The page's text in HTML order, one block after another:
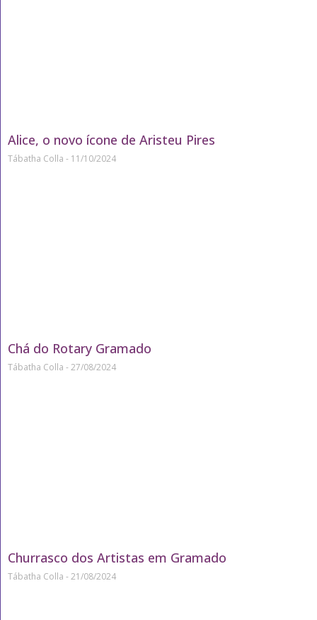
Alice, o novo ícone de Aristeu Pires
Tábatha Colla 11/10/2024
Chá do Rotary Gramado
Tábatha Colla 27/08/2024
Churrasco dos Artistas em Gramado
Tábatha Colla 21/08/2024